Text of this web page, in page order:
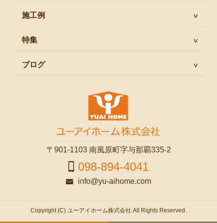
〒901-1103 南風原町字与那覇335-2
098-894-4041
info@yu-aihome.com
施工例
特集
ブログ
Copyright (C) ユーアイホーム株式会社 All Rights Reserved.